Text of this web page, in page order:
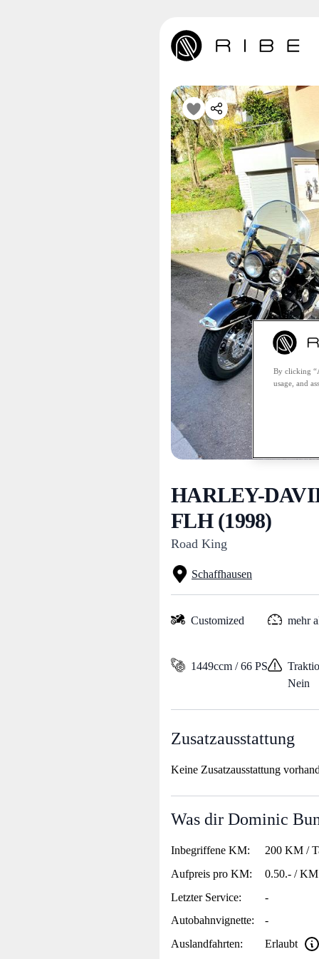
HARLEY-
FLH (1998)
Road King
Schaffhausen
Customized mehr
1449ccm / 66 PS
Nein
Zusatzausstattung
Keine Zusatzausstattung
Was dir Dominic
Inbegriffene KM:
200 KM /
Aufpreis pro KM:
0.50.- / KM
Letzter Service:
-
Autobahnvignette:
-
Auslandfahrten:
Erlaubt
By clicking
usage, and